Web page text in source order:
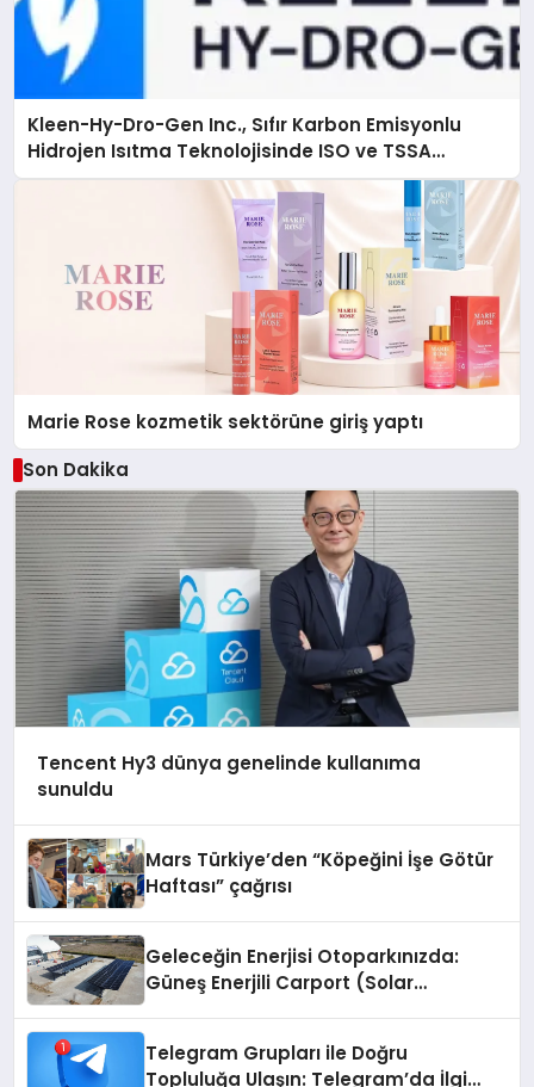
Kleen-Hy-Dro-Gen Inc., Sıfır Karbon Emisyonlu
Hidrojen Isıtma Teknolojisinde ISO ve TSSA
Düzenleyici Onaylarını Aldı
Marie Rose kozmetik sektörüne giriş yaptı
Son Dakika
Tencent Hy3 dünya genelinde kullanıma
sunuldu
Mars Türkiye’den “Köpeğini İşe Götür
Haftası” çağrısı
Geleceğin Enerjisi Otoparkınızda:
Güneş Enerjili Carport (Solar
Telegram Grupları ile Doğru
Topluluğa Ulaşın: Telegram’da İlgi